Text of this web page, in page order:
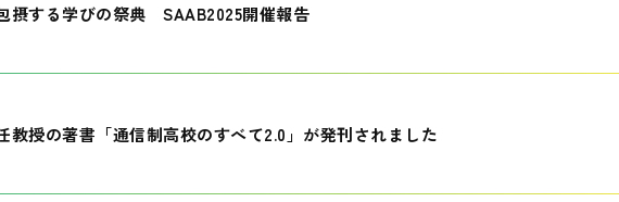
摂する学びの祭典 SAAB2025開催報告
教授の著書「通信制高校のすべて2.0」が発刊されました